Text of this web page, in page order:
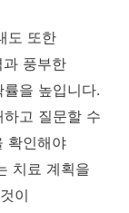
도 또한
풍부한
을 높입니다.
고 질문할 수
확인해야
치료 계획을
이